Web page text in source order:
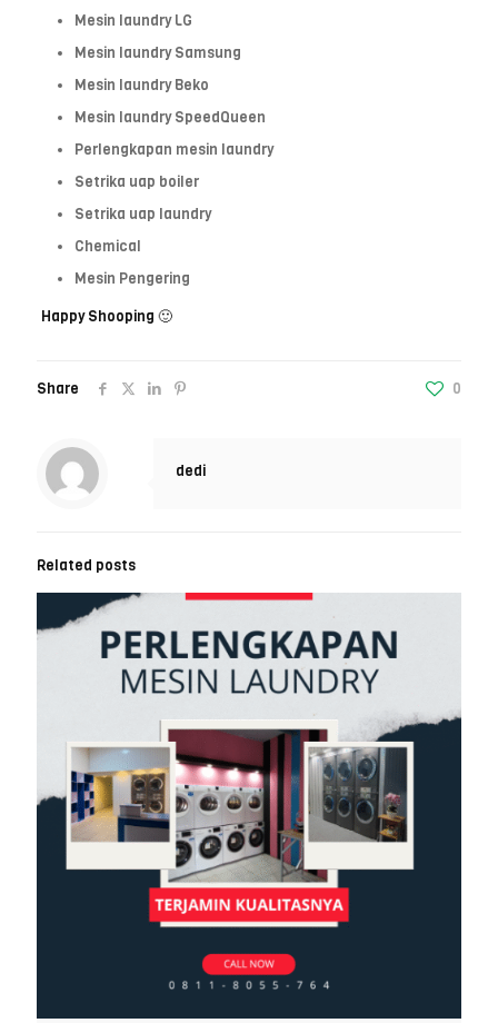
Mesin laundry LG
Mesin laundry Samsung
Mesin laundry Beko
Mesin laundry SpeedQueen
Perlengkapan mesin laundry
Setrika uap boiler
Setrika uap laundry
Chemical
Mesin Pengering
Happy Shooping 🙂
Share 0
dedi
Related posts